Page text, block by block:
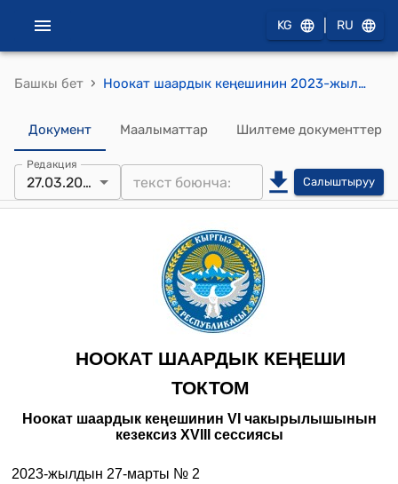
KG RU
Башкы бет › Ноокат шаардык кеңешинин 2023-жылдын 27-мартындагы № 2 "Ноокат шаарынын аймагын көрктөндүрүү, жашылдандыруу, тазалыкты сактоо боюнча типтүү эрежелерин бекитүү жөнүндө" токтому
Документ Маалыматтар Шилтеме документтер
Редакция
27.03.2023 Салыштыруу